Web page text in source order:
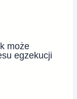
może
egzekucji